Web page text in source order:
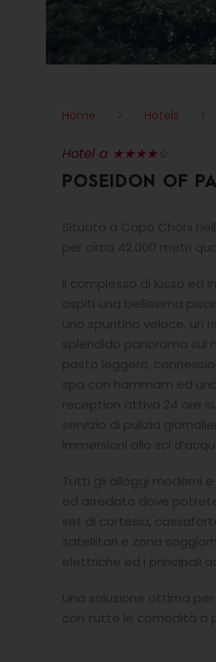
Home Hotels
Hotel a ★★★★☆
POSEIDON OF
set di cortesia,
satellitari e zona
elettriche ed i principali
Una soluzione ottima